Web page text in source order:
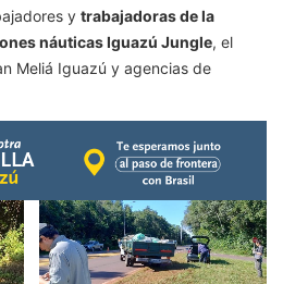
y trabajadoras de la
náuticas Iguazú Jungle, el
Meliá Iguazú y agencias de